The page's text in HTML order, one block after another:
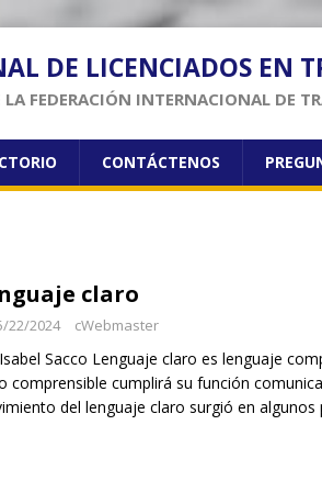
DE LICENCIADOS EN
FEDERACIÓN INTERNACIONAL DE
CONTÁCTENOS
claro
22/2024 cWebmaster
Sacco Lenguaje claro es lenguaje
comprensible cumplirá su función
del lenguaje claro surgió en algunos